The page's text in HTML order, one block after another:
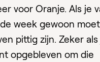
voor Oranje. Als je
week gewoon
pittig zijn. Zeker als
opgebleven om die